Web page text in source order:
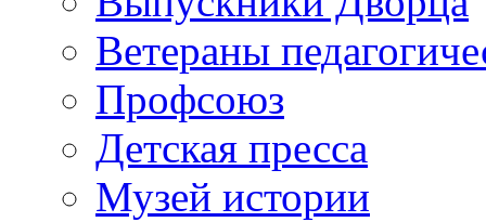
Ветераны
Профсоюз
Детская пресса
Музей истории